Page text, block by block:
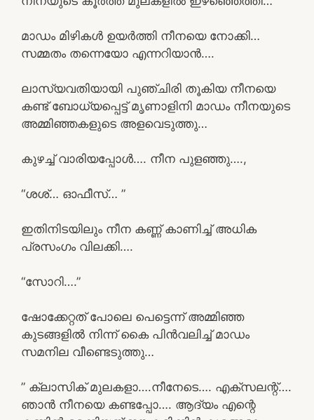
മാഡം മിഴികൾ ഉയർത്തി നീനയെ നോക്കി…
സമ്മതം തന്നെയോ എന്നറിയാൻ….
ലാസ്യവതിയായി പുഞ്ചിരി തൂകിയ നീനയെ
കണ്ട് ബോധ്യപ്പെട്ട് മൃണാളിനി മാഡം നീനയുടെ
അമ്മിഞ്ഞകളുടെ അളവെടുത്തു…
കുഴച്ച് വാരിയപ്പോൾ…. നീന പുളഞ്ഞു….,
“ശശ്… ഓഫീസ്… ”
ഇതിനിടയിലും നീന കണ്ണ് കാണിച്ച് അധിക
പ്രസംഗം വിലക്കി….
“സോറി….”
ഷോക്കേറ്റത് പോലെ പെട്ടെന്ന് അമ്മിഞ്ഞ
കുടങ്ങളിൽ നിന്ന് കൈ പിൻവലിച്ച് മാഡം
സമനില വീണ്ടെടുത്തു…
” ക്ലാസിക് മുലകളാ….നീനേടെ…. എക്സലന്റ്….
ഞാൻ നീനയെ കണ്ടപ്പോ…. ആദ്യം എന്റെ